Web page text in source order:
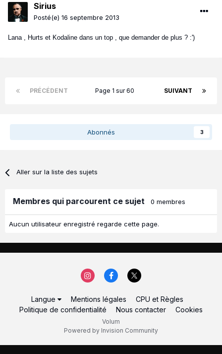
Sirius
Posté(e) 16 septembre 2013
Lana , Hurts et Kodaline dans un top , que demander de plus ? :')
PRÉCÉDENT SUIVANT
Page 1 sur 60
Abonnés 3
Aller sur la liste des sujets
Membres qui parcourent ce sujet 0 membres
Aucun utilisateur enregistré regarde cette page.
Langue Mentions légales
CPU et Règles
Politique de confidentialité
Nous contacter Cookies
Volum
Powered by Invision Community